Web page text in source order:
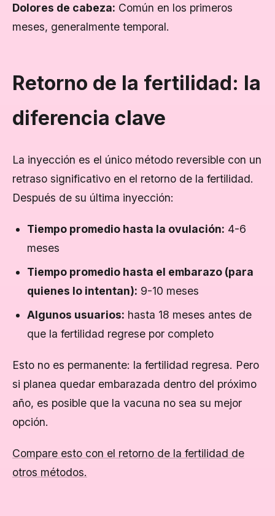
Dolores de cabeza: Común en los primeros
meses, generalmente temporal.
Retorno de la fertilidad: la
diferencia clave
La inyección es el único método reversible con un
retraso significativo en el retorno de la fertilidad.
Después de su última inyección:
Tiempo promedio hasta la ovulación: 4-6
meses
Tiempo promedio hasta el embarazo (para
quienes lo intentan): 9-10 meses
Algunos usuarios: hasta 18 meses antes de
que la fertilidad regrese por completo
Esto no es permanente: la fertilidad regresa. Pero
si planea quedar embarazada dentro del próximo
año, es posible que la vacuna no sea su mejor
opción.
Compare esto con el retorno de la fertilidad de
otros métodos.